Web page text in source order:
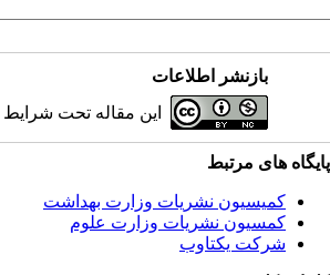
بازنشر اطلاعات
این مقاله تحت شرایط
پایگاه های مرتبط
کمیسیون نشریات وزارت بهداشت
کمسیون نشریات وزارت علوم
شرکت یکتاوب